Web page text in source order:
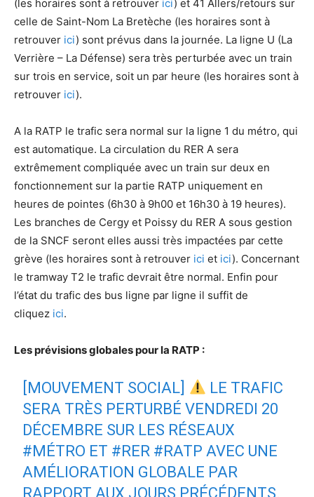
(les horaires sont à retrouver ici) et 41 Allers/retours sur
celle de Saint-Nom La Bretèche (les horaires sont à
retrouver ici) sont prévus dans la journée. La ligne U (La
Verrière – La Défense) sera très perturbée avec un train
sur trois en service, soit un par heure (les horaires sont à
retrouver ici).
A la RATP le trafic sera normal sur la ligne 1 du métro, qui
est automatique. La circulation du RER A sera
extrêmement compliquée avec un train sur deux en
fonctionnement sur la partie RATP uniquement en
heures de pointes (6h30 à 9h00 et 16h30 à 19 heures).
Les branches de Cergy et Poissy du RER A sous gestion
de la SNCF seront elles aussi très impactées par cette
grève (les horaires sont à retrouver ici et ici). Concernant
le tramway T2 le trafic devrait être normal. Enfin pour
l’état du trafic des bus ligne par ligne il suffit de
cliquez ici.
Les prévisions globales pour la RATP :
[MOUVEMENT SOCIAL]
LE TRAFIC
SERA TRÈS PERTURBÉ VENDREDI 20
DÉCEMBRE SUR LES RÉSEAUX
#MÉTRO ET #RER #RATP AVEC UNE
AMÉLIORATION GLOBALE PAR
RAPPORT AUX JOURS PRÉCÉDENTS.